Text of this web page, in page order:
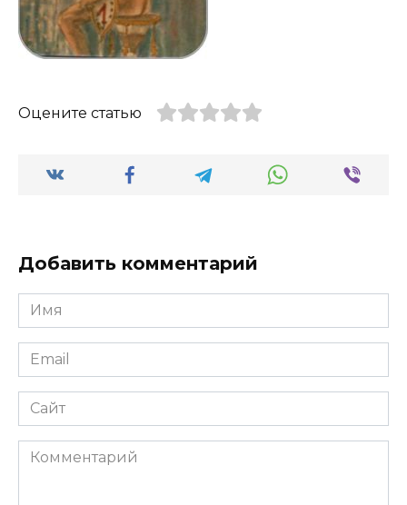
Оцените статью
Добавить комментарий
Имя
*
Email
*
Сайт
Комментарий